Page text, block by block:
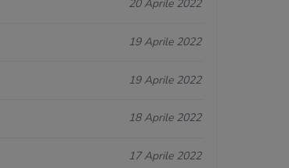
20 Aprile 2022
19 Aprile 2022
19 Aprile 2022
18 Aprile 2022
17 Aprile 2022